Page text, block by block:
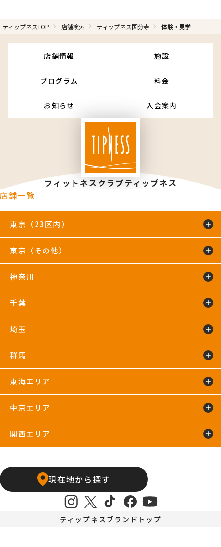
ティップネスTOP 店舗検索 ティップネス国分寺 体験・見学
店舗情報 施設
プログラム 料金
お知らせ 入会案内
フィットネスクラブティップネス
店舗一覧
東京（23区内）
綾瀬店 TIP.X TOKYO 池袋
大泉学園24hours
五反田24hours
下井草店新小岩店東武練馬24hours中野24hours
練馬24hours
東京（その他）
吉祥寺24hours
神奈川
千葉
蘇我24hours
埼玉
イオンモール川口店
群馬
東海エリア
浜松葵東24hours
中京エリア
関西エリア
石橋阪大前24hours京橋店高槻24hours
塚口24hours天王寺店武庫之荘24hours
現在地から探す
ティップネスブランドトップ